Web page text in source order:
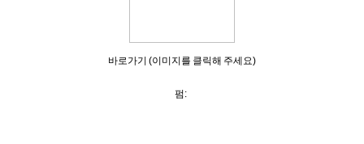
바로가기 (이미지를 클릭해 주세요)
펌: